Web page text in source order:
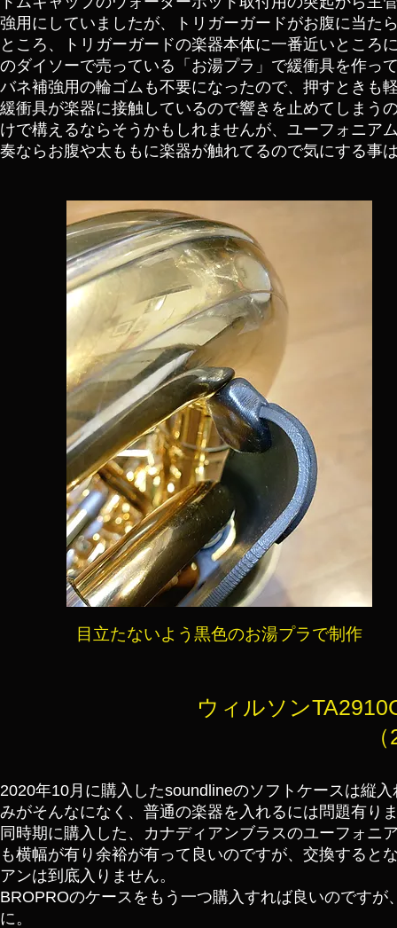
強用にしていましたが、トリガーガードがお腹に当た
ところ、トリガーガードの楽器本体に一番近いところ
のダイソーで売っている「お湯プラ」で緩衝具を作っ
バネ補強用の輪ゴムも不要になったので、押すときも
緩衝具が楽器に接触しているので響きを止めてしまう
けで構えるならそうかもしれませんが、ユーフォニア
奏ならお腹や太ももに楽器が触れてるので気にする事
​目立たないよう黒色のお湯プラで制作
ウィルソン
2020年10月に購入したsoundlineのソフトケースは縦
みがそんなになく、普通の楽器を入れるには問題有り
同時期に購入した、カナディアンブラスのユーフォニ
も横幅が有り余裕が有って良いのですが、交換すると
アンは到底入りません。
BROPROのケースをもう一つ購入すれば良いのです
に。